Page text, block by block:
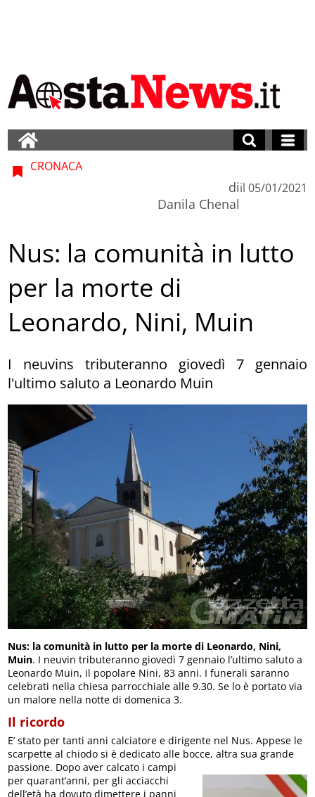
CRONACA
di
Danila Chenal
il 05/01/2021
Nus: la comunità in lutto
per la morte di
Leonardo, Nini, Muin
I neuvins tributeranno giovedì 7 gennaio
l'ultimo saluto a Leonardo Muin
Nus: la comunità in lutto per la morte di Leonardo, Nini,
Muin. I neuvin tributeranno giovedì 7 gennaio l’ultimo saluto a
Leonardo Muin, il popolare Nini, 83 anni. I funerali saranno
celebrati nella chiesa parrocchiale alle 9.30. Se lo è portato via
un malore nella notte di domenica 3.
Il ricordo
E’ stato per tanti anni calciatore e dirigente nel Nus. Appese le
scarpette al chiodo si è dedicato alle bocce, altra sua grande
passione. Dopo aver calcato i campi
per quarant’anni, per gli acciacchi
dell’età ha dovuto dimettere i panni